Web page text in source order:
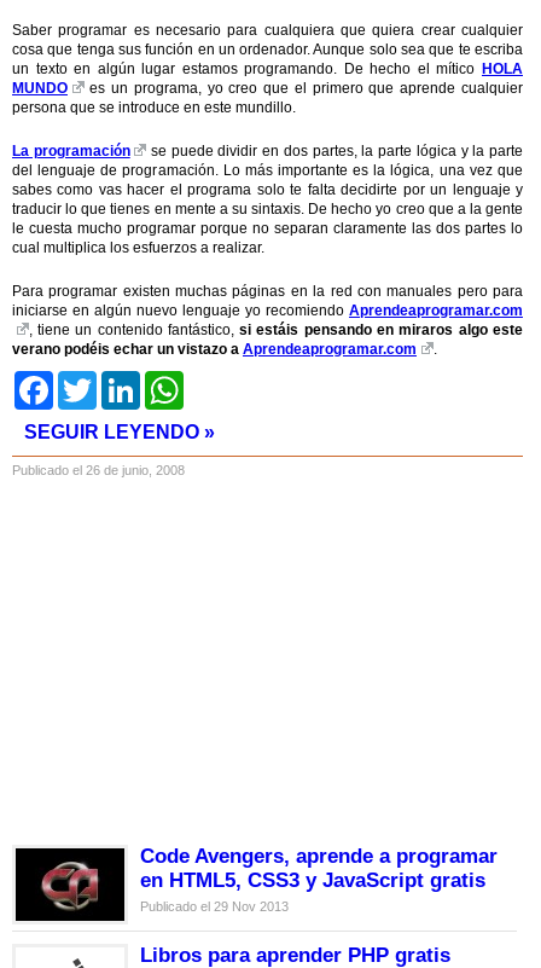
Saber programar es necesario para cualquiera que quiera crear cualquier
cosa que tenga sus función en un ordenador. Aunque solo sea que te escriba
un texto en algún lugar estamos programando. De hecho el mítico HOLA
MUNDO
es un programa, yo creo que el primero que aprende cualquier
persona que se introduce en este mundillo.
La programación
se puede dividir en dos partes, la parte lógica y la parte
del lenguaje de programación. Lo más importante es la lógica, una vez que
sabes como vas hacer el programa solo te falta decidirte por un lenguaje y
traducir lo que tienes en mente a su sintaxis. De hecho yo creo que a la gente
le cuesta mucho programar porque no separan claramente las dos partes lo
cual multiplica los esfuerzos a realizar.
Para programar existen muchas páginas en la red con manuales pero para
iniciarse en algún nuevo lenguaje yo recomiendo Aprendeaprogramar.com
, tiene un contenido fantástico,si estáis pensando en miraros algo este
verano podéis echar un vistazo a Aprendeaprogramar.com
.
FacebookTwitter LinkedIn
SEGUIR LEYENDO »
Publicado el 26 de junio, 2008
Code Avengers, aprende a programar
en HTML5, CSS3 y JavaScript gratis
Publicado el 29 Nov 2013
Libros para aprender PHP gratis